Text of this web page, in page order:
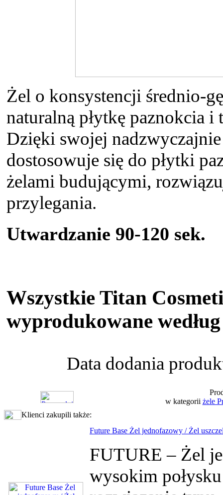
Żel o konsystencji średnio-
naturalną płytkę paznokcia i
Dzięki swojej
dostosowuje się do płytki
żelami budującymi,
przylegania.
Utwardzanie 90-120 sek.
Wszystkie Titan
wyprodukowane
Data dodania
w kategorii żele
Klienci zakupili także:
Future Base Żel jednofazowy / Żel
FUTURE – Żel
wysokim